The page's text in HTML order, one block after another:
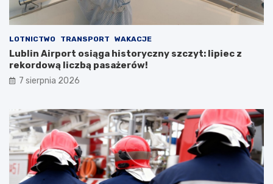
u
LOTNICTWO TRANSPORT WAKACJE
Lublin Airport osiąga historyczny szczyt: lipiec z
rekordową liczbą pasażerów!
7 sierpnia 2026